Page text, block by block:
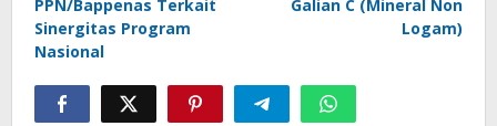
PPN/Bappenas Terkait
Sinergitas Program
Nasional
Galian C (Mineral Non
Logam)